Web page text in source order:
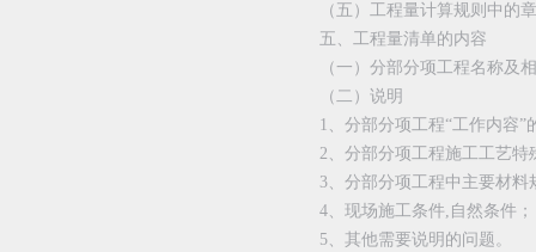
（五）工程量计算规则中的
五、工程量清单的内容
（一）分部分项工程名称及
（二）说明
1、分部分项工程“工作内容”
2、分部分项工程施工工艺特
3、分部分项工程中主要材料
4、现场施工条件,自然条件；
5、其他需要说明的问题。